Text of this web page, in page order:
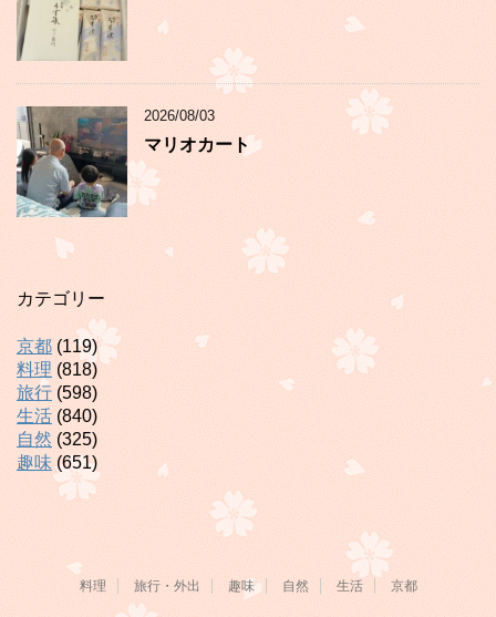
2026/08/03
マリオカート
カテゴリー
京都 (119)
料理 (818)
旅行 (598)
生活 (840)
自然 (325)
趣味 (651)
料理 旅行・外出 趣味 自然 生活 京都